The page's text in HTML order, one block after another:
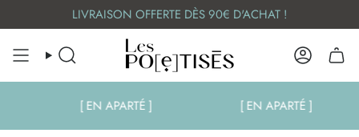
to
content
LIVRAISON OFFERTE DÈS 90€ D'ACHAT !
SEARCH
[ EN APARTÉ ] [ EN APARTÉ ]